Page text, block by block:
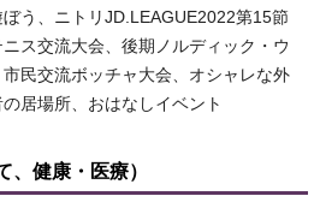
う、ニトリJD.LEAGUE2022第15節
ス交流大会、後期ノルディック・ウ
民交流ボッチャ大会、オシャレな外
居場所、おはなしイベント
、健康・医療）